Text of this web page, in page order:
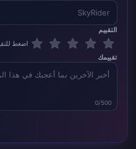
التقييم
اضغط
تقييمك
0/500